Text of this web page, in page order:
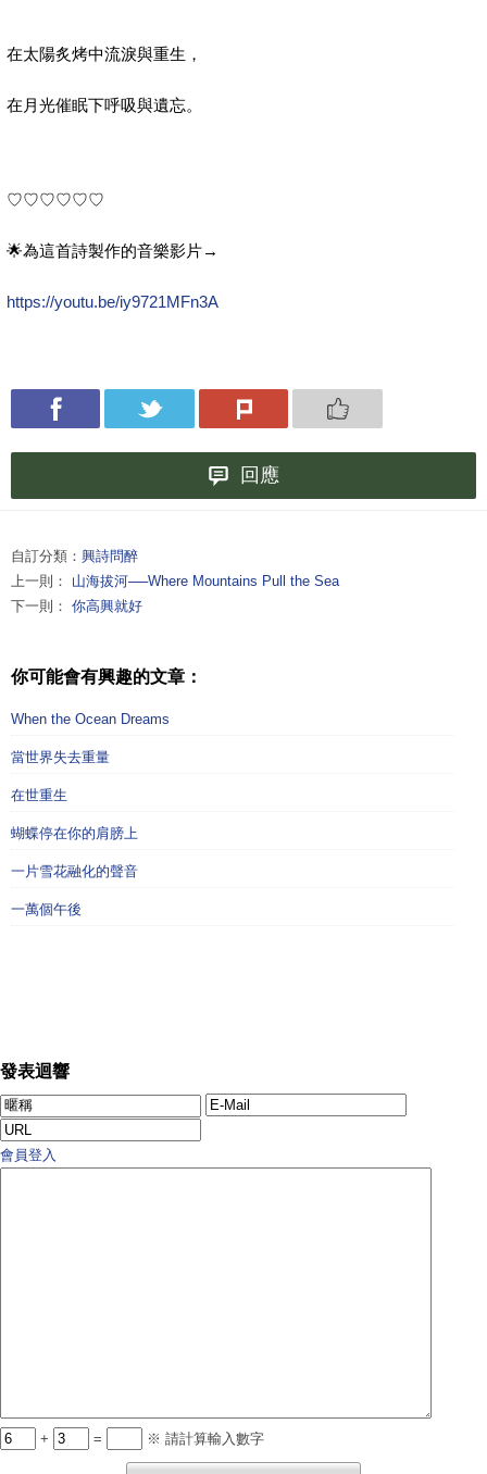
在太陽炙烤中流淚與重生，
在月光催眠下呼吸與遺忘。
♡♡♡♡♡♡
🌟為這首詩製作的音樂影片→
https://youtu.be/iy9721MFn3A
回應
自訂分類： 興詩問醉
上一則： 山海拔河──Where Mountains Pull the Sea
下一則： 你高興就好
你可能會有興趣的文章：
When the Ocean Dreams
當世界失去重量
在世重生
蝴蝶停在你的肩膀上
一片雪花融化的聲音
一萬個午後
發表迴響
會員登入
+ = ※ 請計算輸入數字